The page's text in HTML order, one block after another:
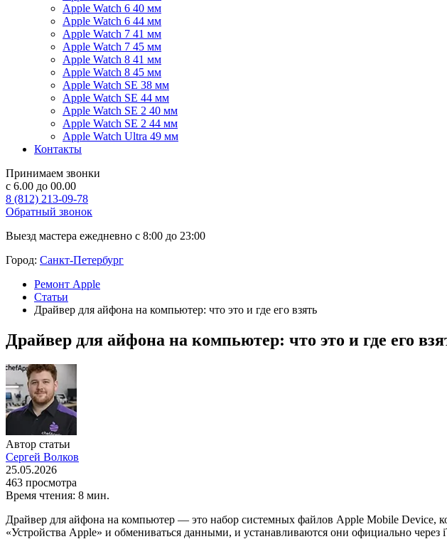
Apple Watch 6 40 мм
Apple Watch 6 44 мм
Apple Watch 7 41 мм
Apple Watch 7 45 мм
Apple Watch 8 41 мм
Apple Watch 8 45 мм
Apple Watch SE 38 мм
Apple Watch SE 44 мм
Apple Watch SE 2 40 мм
Apple Watch SE 2 44 мм
Apple Watch Ultra 49 мм
Контакты
Принимаем звонки
с 6.00 до 00.00
8 (812) 213-09-78
Обратный звонок
Выезд мастера ежедневно с 8:00 до 23:00
Город: Санкт-Петербург
Ремонт Apple
Статьи
Драйвер для айфона на компьютер: что это и где его взять
Драйвер для айфона на компьютер: что это и где его
Автор статьи
Сергей Волков
25.05.2026
463 просмотра
Время чтения: 8 мин.
Драйвер для айфона на компьютер — это набор системных файлов Apple Mobile Device,
«Устройства Apple» и обмениваться данными, и устанавливаются они официально